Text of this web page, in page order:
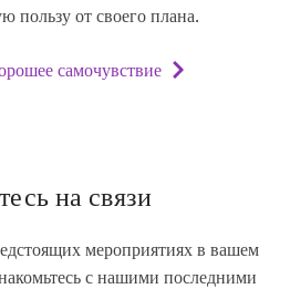
пользу от своего плана.
самочувствие
на связи
мероприятиях в вашем
с нашими последними